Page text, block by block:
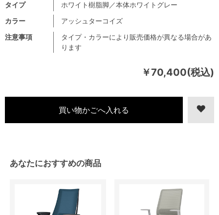
￥70,400(税込)
注意事項
タイプ・カラーにより販売価格が異なる場合があ
ります
タイプ
ホワイト樹脂脚／本体ホワイトグレー
カラー
アッシュターコイズ
あなたにおすすめの商品